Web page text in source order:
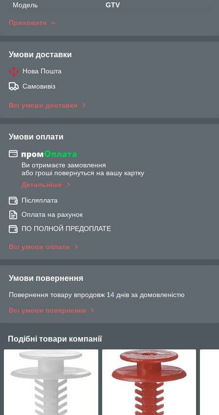
Мoдель
GTV
Приховати
Умови доставки
Нова Пошта
Самовивіз
Всі умови доставки
Умови оплати
Ви отримаєте замовлення
або гроші повернуться на вашу картку
Детальніше
Післяплата
Оплата на рахунок
ПО ПОЛНОЙ ПРЕДОПЛАТЕ
Всі умови оплати
Умови повернення
Повернення товару впродовж 14 днів за домовленістю
Всі умови повернення
Подібні товари компанії